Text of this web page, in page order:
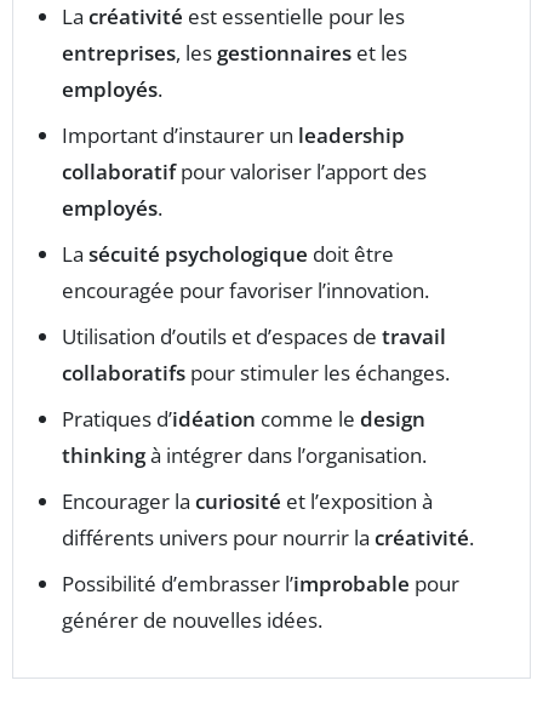
La créativité est essentielle pour les
entreprises, les gestionnaires et les
employés.
Important d’instaurer un leadership
collaboratifpour valoriser l’apport des
employés.
La sécuité psychologique doit être
encouragée pour favoriser l’innovation.
Utilisation d’outils et d’espaces de travail
collaboratifs pour stimuler les échanges.
Pratiques d’idéation comme le design
thinkingà intégrer dans l’organisation.
Encourager la curiosité et l’exposition à
différents univers pour nourrir la créativité.
Possibilité d’embrasser l’improbable pour
générer de nouvelles idées.